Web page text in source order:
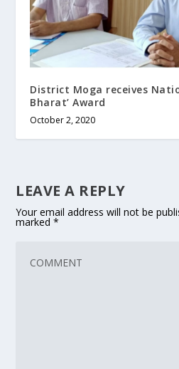
District Moga receives
Bharat’ Award
October 2, 2020
LEAVE A REPLY
Your email address will not be
marked*